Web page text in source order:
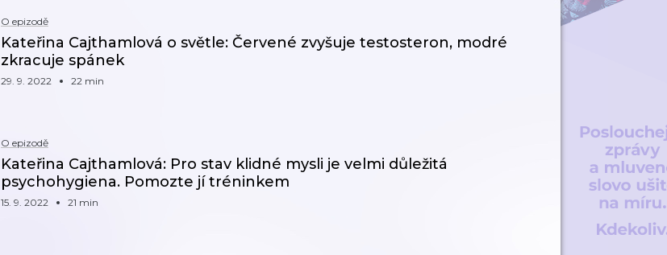
O epizodě
Kateřina Cajthamlová o světle: Červené zvyšuje testosteron, modré
zkracuje spánek
29. 9. 2022 22 min
O epizodě
Kateřina Cajthamlová: Pro stav klidné mysli je velmi důležitá
psychohygiena. Pomozte jí tréninkem
15. 9. 2022 21 min